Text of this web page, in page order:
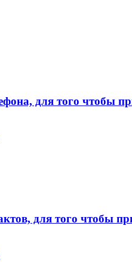
для того чтобы
для того чтобы